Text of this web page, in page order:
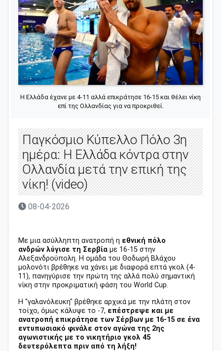
Η Ελλάδα έχανε με 4-11 αλλά επικράτησε 16-15 και θέλει νίκη
επί της Ολλανδίας για να προκριθεί.
Παγκόσμιο Κύπελλο Πόλο 3η
ημέρα: Η Ελλάδα κόντρα στην
Ολλανδία μετά την επική της
νίκη! (video)
08-04-2026
Με μια ασύλληπτη ανατροπή η εθνική πόλο
ανδρών λύγισε τη Σερβία με 16-15 στην
Αλεξανδρούπολη. Η ομάδα του Θοδωρή Βλάχου
μολονότι βρέθηκε να χάνει με διαφορά επτά γκολ (4-
11), πανηγύρισε την πρώτη της αλλά πολύ σημαντική
νίκη στην προκριματική φάση του World Cup.
Η "γαλανόλευκη" βρέθηκε αρχικά με την πλάτη στον
τοίχο, όμως κάλυψε το -7, επέστρεψε και με
ανατροπή επικράτησε των Σέρβων με 16-15 σε ένα
εντυπωσιακό φινάλε στον αγώνα της 2ης
αγωνιστικής με το νικητήριο γκολ 45
δευτερόλεπτα πριν από τη λήξη!